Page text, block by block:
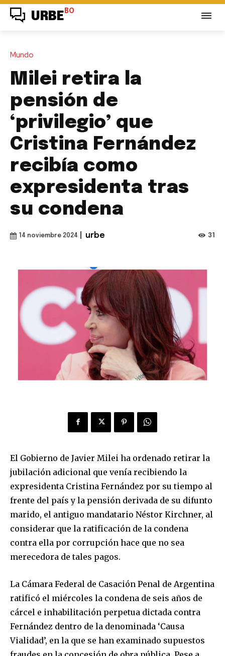
URBE BO
Mundo
Milei retira la
pensión de
‘privilegio’ que
Cristina Fernández
recibía como
expresidenta tras
su condena
14 noviembre 2024 urbe 31
El Gobierno de Javier Milei ha ordenado retirar la
jubilación adicional que venía recibiendo la
expresidenta Cristina Fernández por su tiempo al
frente del país y la pensión derivada de su difunto
marido, el antiguo mandatario Néstor Kirchner, al
considerar que la ratificación de la condena
contra ella por corrupción hace que no sea
merecedora de tales pagos.
La Cámara Federal de Casación Penal de Argentina
ratificó el miércoles la condena de seis años de
cárcel e inhabilitación perpetua dictada contra
Fernández dentro de la denominada ‘Causa
Vialidad’, en la que se han examinado supuestos